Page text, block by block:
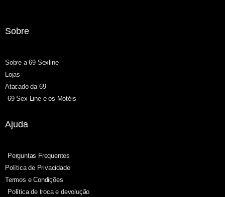
Sobre
Sobre a 69 Sexline
Lojas
Atacado da 69
69 Sex Line e os Motéis
Ajuda
Perguntas Frequentes
Política de Privacidade
Termos e Condições
Política de troca e devolução